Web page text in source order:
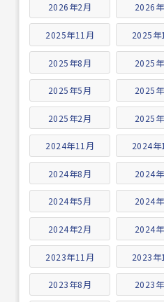
2026年2月 2026
2025年11月 2025年
2025年8月 2025
2025年5月 2025
2025年2月 2025
2024年11月 2024年
2024年8月 2024
2024年5月 2024
2024年2月 2024
2023年11月 2023年
2023年8月 2023